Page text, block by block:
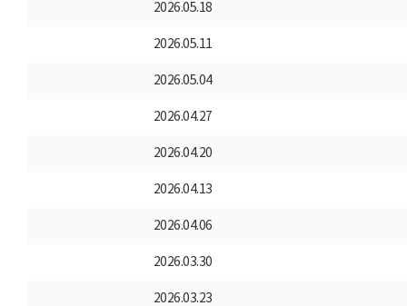
2026.05.18
2026.05.11
2026.05.04
2026.04.27
2026.04.20
2026.04.13
2026.04.06
2026.03.30
2026.03.23